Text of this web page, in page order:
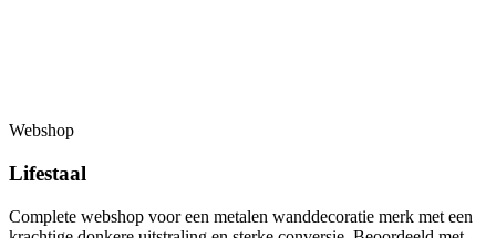
Webshop
Lifestaal
Complete webshop voor een metalen wanddecoratie merk met een